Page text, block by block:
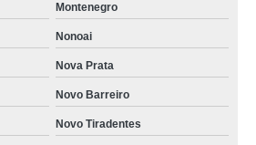
Montenegro
Nonoai
Nova Prata
Novo Barreiro
Novo Tiradentes